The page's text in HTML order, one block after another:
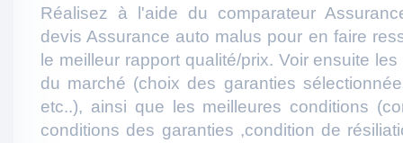
Réalisez à l'aide du comparateur
devis Assurance auto malus pour en faire
le meilleur rapport qualité/prix. Voir ensuite
du marché (choix des garanties
etc..), ainsi que les meilleures conditions
conditions des garanties ,condition de